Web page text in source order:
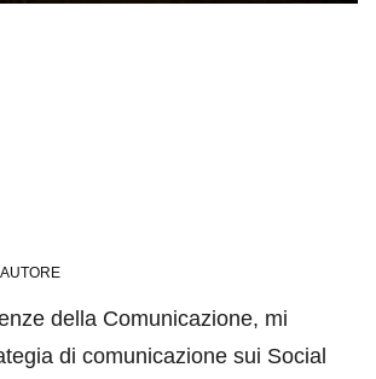
della Comunicazione, mi
di comunicazione sui Social